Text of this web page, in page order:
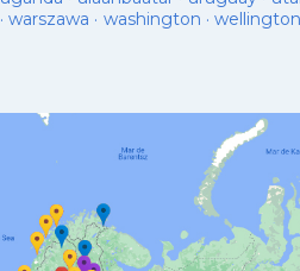
·warszawa · washington · wellington